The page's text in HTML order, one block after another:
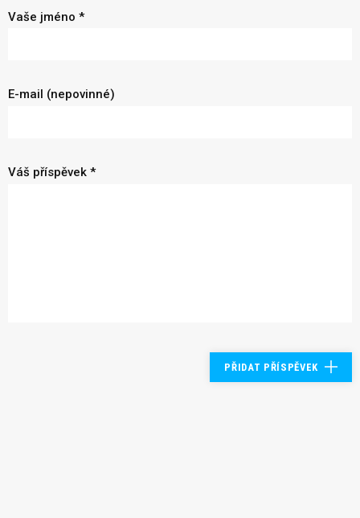
Vaše jméno *
E-mail (nepovinné)
Váš příspěvek *
PŘIDAT PŘÍSPĚVEK